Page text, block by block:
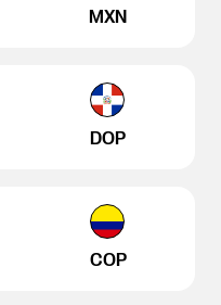
MXN
DOP
COP